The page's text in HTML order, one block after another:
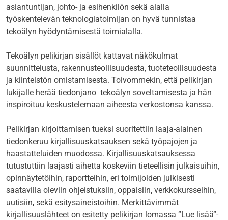
asiantuntijan, johto- ja esihenkilön sekä alalla
työskentelevän teknologiatoimijan on hyvä tunnistaa
tekoälyn hyödyntämisestä toimialalla.
Tekoälyn pelikirjan sisällöt kattavat näkökulmat
suunnittelusta, rakennusteollisuudesta, tuoteteollisuudesta
ja kiinteistön omistamisesta. Toivommekin, että pelikirjan
lukijalle herää tiedonjano tekoälyn soveltamisesta ja hän
inspiroituu keskustelemaan aiheesta verkostonsa kanssa.
Pelikirjan kirjoittamisen tueksi suoritettiin laaja-alainen
tiedonkeruu kirjallisuuskatsauksen sekä työpajojen ja
haastatteluiden muodossa. Kirjallisuuskatsauksessa
tutustuttiin laajasti aihetta koskeviin tieteellisin julkaisuihin,
opinnäytetöihin, raportteihin, eri toimijoiden julkisesti
saatavilla oleviin ohjeistuksiin, oppaisiin, verkkokursseihin,
uutisiin, sekä esitysaineistoihin. Merkittävimmät
kirjallisuuslähteet on esitetty pelikirjan lomassa ”Lue lisää”-